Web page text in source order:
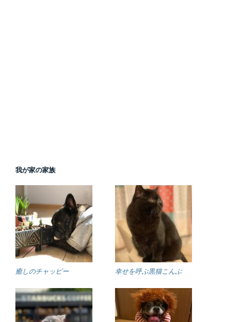
我が家の家族
癒しのチャッピー 幸せを呼ぶ黒猫こんぶ